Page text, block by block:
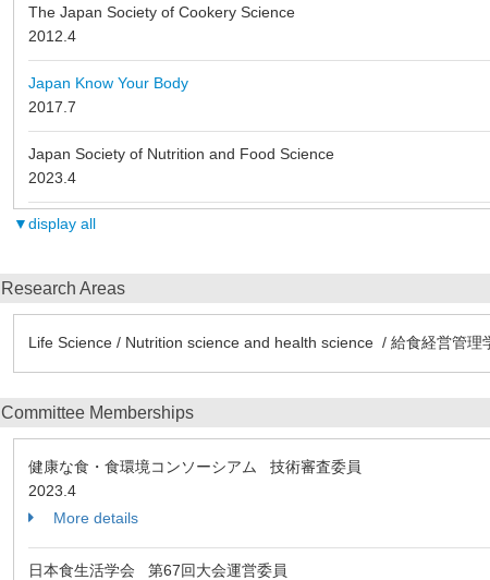
The Japan Society of Cookery Science
2012.4
Japan Know Your Body
2017.7
Japan Society of Nutrition and Food Science
2023.4
▼display all
Research Areas
Life Science / Nutrition science and health science / 給食経営管
Committee Memberships
健康な食・食環境コンソーシアム 技術審査委員
2023.4
More details
日本食生活学会 第67回大会運営委員